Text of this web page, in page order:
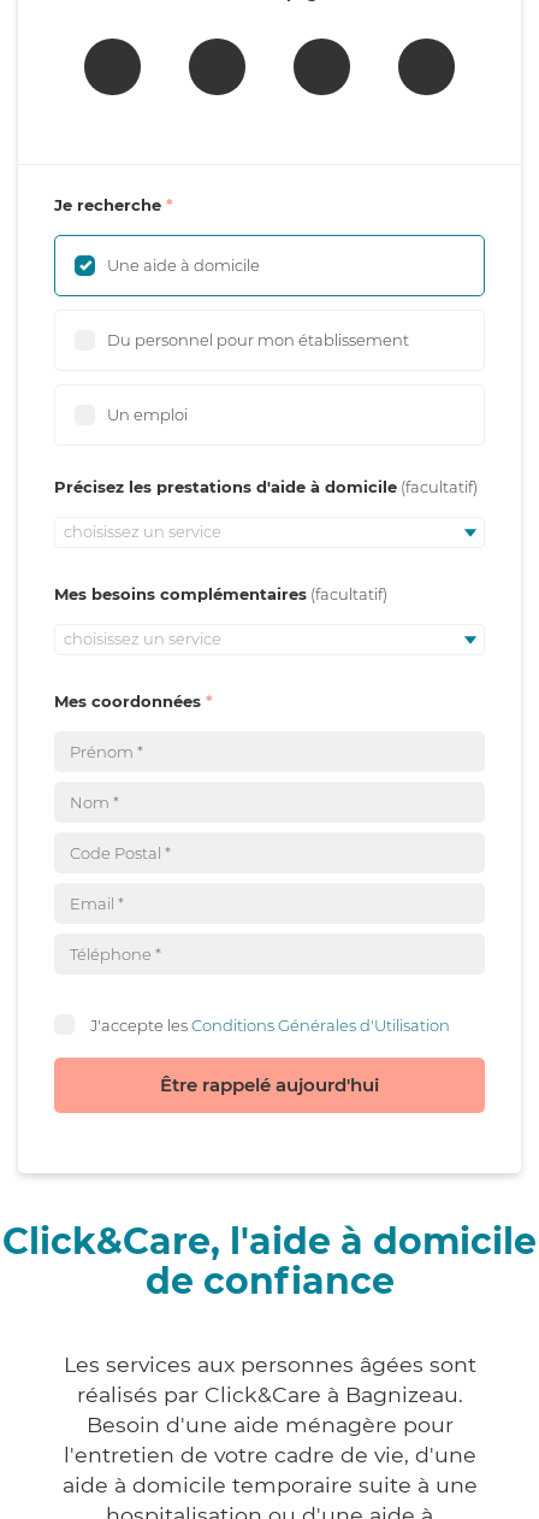
Je recherche
Une aide à domicile
Du personnel pour mon établissement
Un emploi
Précisez les prestations d'aide à domicile
choisissez un service
Mes besoins complémentaires
choisissez un service
Mes coordonnées
J'accepte lesConditions Générales d'Utilisation
Être rappelé aujourd'hui
Click&Care, l'aide à domicile
de confiance
Les services aux personnes âgées sont
réalisés par Click&Care à Bagnizeau.
Besoin d'une aide ménagère pour
l'entretien de votre cadre de vie, d'une
aide à domicile temporaire suite à une